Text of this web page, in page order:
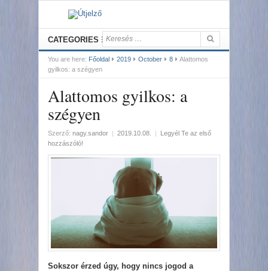
CATEGORIES
You are here: Főoldal 2019 October 8
Alattomos
gyilkos: a szégyen
Alattomos gyilkos: a
szégyen
Szerző: nagy.sandor | 2019.10.08. |
Legyél Te az első
hozzászóló!
Sokszor érzed úgy, hogy nincs jogod a